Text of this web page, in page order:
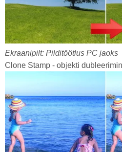
Ekraanipilt: Pilditöötlus PC jaoks
Clone Stamp - objekti